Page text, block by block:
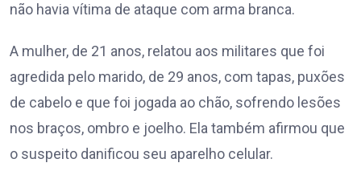
não havia vítima de ataque com arma branca.
A mulher, de 21 anos, relatou aos militares que foi
agredida pelo marido, de 29 anos, com tapas, puxões
de cabelo e que foi jogada ao chão, sofrendo lesões
nos braços, ombro e joelho. Ela também afirmou que
o suspeito danificou seu aparelho celular.